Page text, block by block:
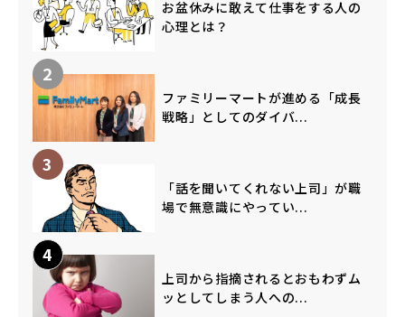
お盆休みに敢えて仕事をする人の
心理とは？
2
ファミリーマートが進める「成長
戦略」としてのダイバ...
3
「話を聞いてくれない上司」が職
場で無意識にやってい...
4
上司から指摘されるとおもわずム
ッとしてしまう人への...